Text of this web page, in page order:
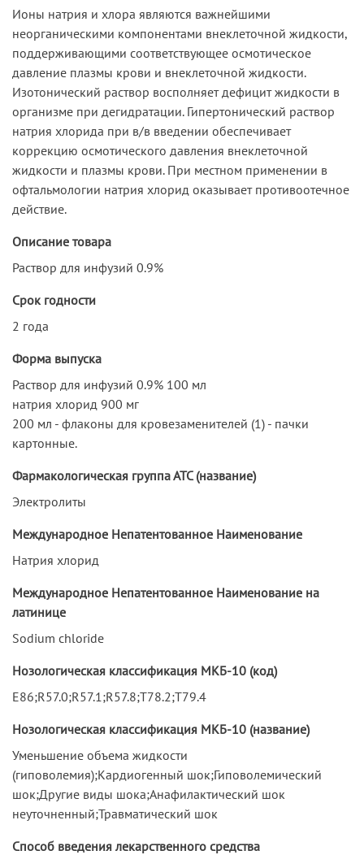
Ионы натрия и хлора являются важнейшими
неорганическими компонентами внеклеточной жидкости,
поддерживающими соответствующее осмотическое
давление плазмы крови и внеклеточной жидкости.
Изотонический раствор восполняет дефицит жидкости в
организме при дегидратации. Гипертонический раствор
натрия хлорида при в/в введении обеспечивает
коррекцию осмотического давления внеклеточной
жидкости и плазмы крови. При местном применении в
офтальмологии натрия хлорид оказывает противоотечное
действие.
Описание товара
Раствор для инфузий 0.9%
Срок годности
2 года
Форма выпуска
Раствор для инфузий 0.9% 100 мл
натрия хлорид 900 мг
200 мл - флаконы для кровезаменителей (1) - пачки
картонные.
Фармакологическая группа АТС (название)
Электролиты
Международное Непатентованное Наименование
Натрия хлорид
Международное Непатентованное Наименование на
латинице
Sodium chloride
Нозологическая классификация МКБ-10 (код)
E86;R57.0;R57.1;R57.8;T78.2;T79.4
Нозологическая классификация МКБ-10 (название)
Уменьшение объема жидкости
(гиповолемия);Кардиогенный шок;Гиповолемический
шок;Другие виды шока;Анафилактический шок
неуточненный;Травматический шок
Способ введения лекарственного средства